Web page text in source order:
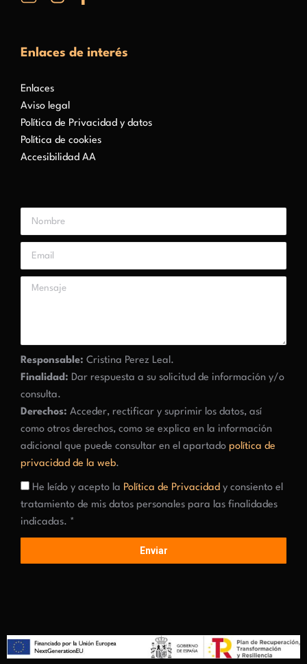
Enlaces de interés
Enlaces
Aviso legal
Política de Privacidad y datos
Política de cookies
Accesibilidad AA
Responsable: Cristina Perez Leal.
Finalidad: Dar respuesta a su solicitud de información y/o
consulta.
Derechos: Acceder, rectificar y suprimir los datos, así
como otros derechos, como se explica en la información
adicional que puede consultar en el apartado política de
privacidad de la web.
He leído y acepto la Política de Privacidad y consiento el
tratamiento de mis datos personales para las finalidades
indicadas. *
Enviar